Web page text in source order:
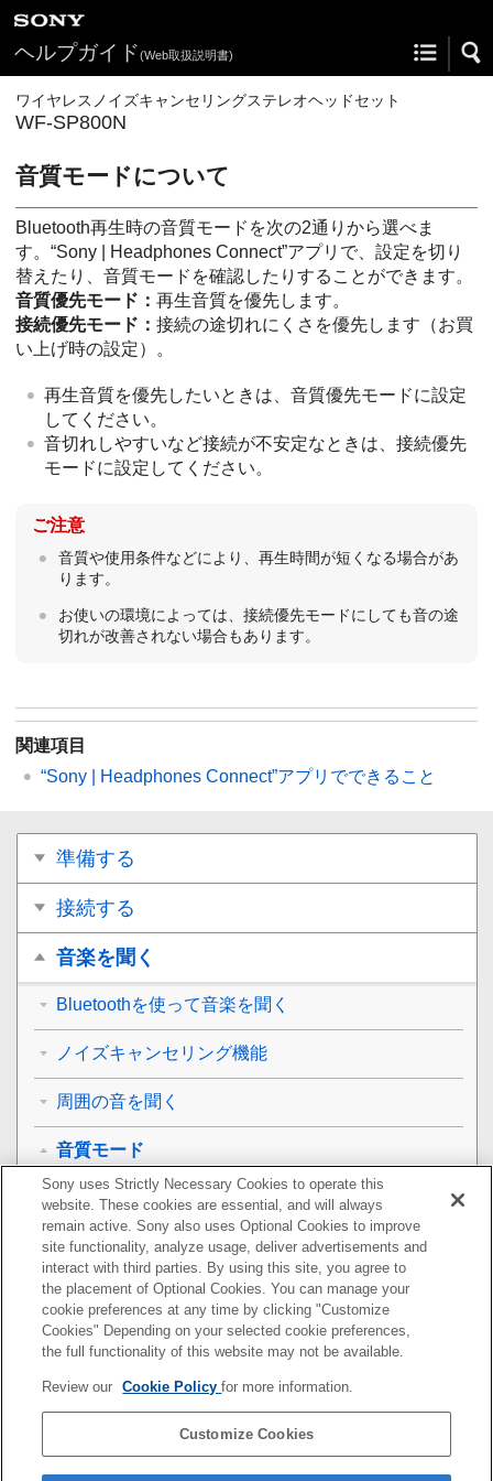
ヘルプガイド(Web取扱説明書)
ワイヤレスノイズキャンセリングステレオヘッドセット
WF-SP800N
音質モードについて
Bluetooth再生時の音質モードを次の2通りから選べま
す。“Sony | Headphones Connect”アプリで、設定を切り
替えたり、音質モードを確認したりすることができます。
音質優先モード： 再生音質を優先します。
接続優先モード： 接続の途切れにくさを優先します（お買
い上げ時の設定）。
再生音質を優先したいときは、音質優先モードに設定
してください。
音切れしやすいなど接続が不安定なときは、接続優先
モードに設定してください。
ご注意
音質や使用条件などにより、再生時間が短くなる場合があ
ります。
お使いの環境によっては、接続優先モードにしても音の途
切れが改善されない場合もあります。
関連項目
“Sony | Headphones Connect”アプリでできること
準備する
接続する
音楽を聞く
Bluetoothを使って音楽を聞く
ノイズキャンセリング機能
周囲の音を聞く
音質モード
音質モードについて
対応コーデックについて
通話する
音声アシスト機能を使う
アプリを使う
Sony uses Strictly Necessary Cookies to operate this
website. These cookies are essential, and will always
remain active. Sony also uses Optional Cookies to improve
site functionality, analyze usage, deliver advertisements and
interact with third parties. By using this site, you agree to
the placement of Optional Cookies. You can manage your
cookie preferences at any time by clicking "Customize
Cookies" Depending on your selected cookie preferences,
the full functionality of this website may not be available.
Review our Cookie Policyfor more information.
Customize Cookies